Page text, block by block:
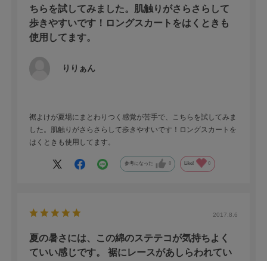
ちらを試してみました。肌触りがさらさらして
歩きやすいです！ロングスカートをはくときも
使用してます。
りりぁん
裾よけが夏場にまとわりつく感覚が苦手で、こちらを試してみま
した。肌触りがさらさらして歩きやすいです！ロングスカートを
はくときも使用してます。
参考になった 0 Like! 0
2017.8.6
夏の暑さには、この綿のステテコが気持ちよく
ていい感じです。 裾にレースがあしらわれてい